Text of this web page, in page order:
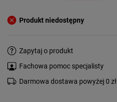
Produkt niedostępny
Zapytaj o produkt
Fachowa pomoc specjalisty
Darmowa dostawa powyżej 0 zł